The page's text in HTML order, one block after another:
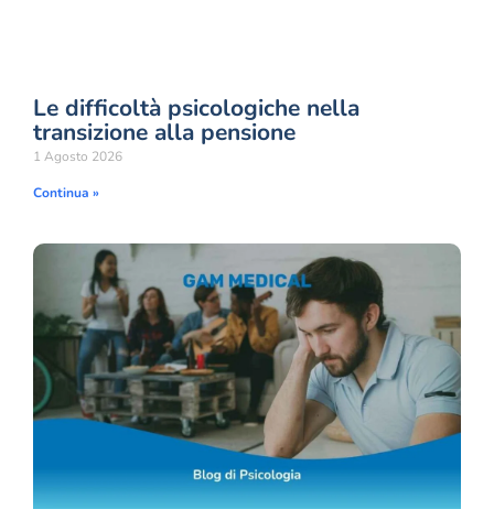
Le difficoltà psicologiche nella
transizione alla pensione
1 Agosto 2026
Continua »